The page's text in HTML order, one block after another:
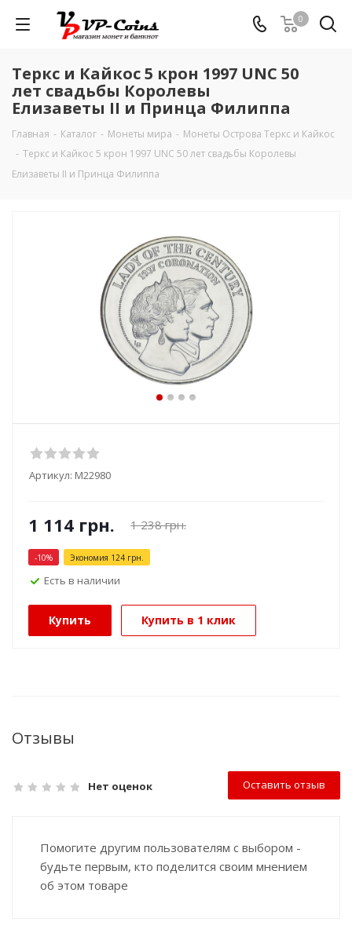
0
Теркс и Кайкос 5 крон 1997 UNC 50
лет свадьбы Королевы
Елизаветы II и Принца Филиппа
Главная - Каталог - Монеты мира - Монеты Острова Теркс и Кайкос
- Теркс и Кайкос 5 крон 1997 UNC 50 лет свадьбы Королевы
Елизаветы II и Принца Филиппа
Артикул: М22980
1 114 грн. 1 238грн.
-10% Экономия 124 грн.
Есть в наличии
Купить Купить в 1 клик
Отзывы
Нет оценок Оставить отзыв
Помогите другим пользователям с выбором -
будьте первым, кто поделится своим мнением
об этом товаре